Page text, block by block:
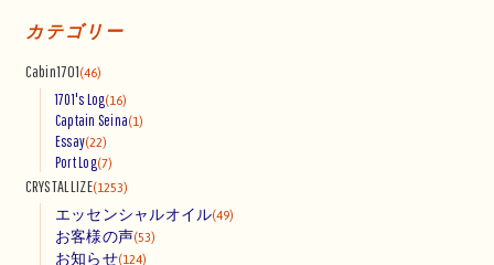
カテゴリー
Cabin1701(46)
1701's Log(16)
Captain Seina(1)
Essay(22)
Port Log(7)
CRYSTALLIZE(1253)
エッセンシャルオイル(49)
お客様の声(53)
お知らせ(124)